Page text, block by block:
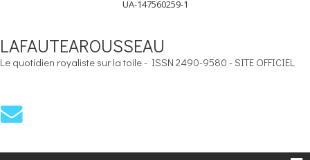
UA-147560259-1
LAFAUTEAROUSSEAU
Le quotidien royaliste sur la toile - ISSN 2490-9580 - SITE OFFICIEL